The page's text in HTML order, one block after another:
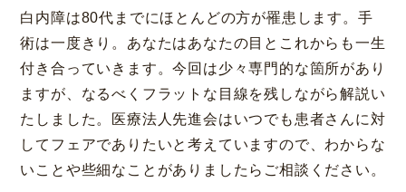
白内障は80代までにほとんどの方が罹患します。手
術は一度きり。あなたはあなたの目とこれからも一生
付き合っていきます。今回は少々専門的な箇所があり
ますが、なるべくフラットな目線を残しながら解説い
たしました。医療法人先進会はいつでも患者さんに対
してフェアでありたいと考えていますので、わからな
いことや些細なことがありましたらご相談ください。